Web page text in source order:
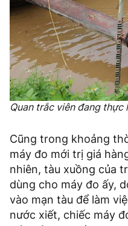
Quan trắc viên đang thực
Cũng trong khoảng
máy đo mới trị giá
nhiên, tàu xuồng của
dùng cho máy đo ấy,
vào mạn tàu để làm
nước xiết, chiếc máy